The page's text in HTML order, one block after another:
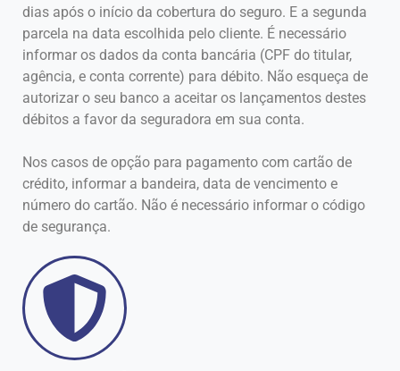
dias após o início da cobertura do seguro. E a segunda
parcela na data escolhida pelo cliente. É necessário
informar os dados da conta bancária (CPF do titular,
agência, e conta corrente) para débito. Não esqueça de
autorizar o seu banco a aceitar os lançamentos destes
débitos a favor da seguradora em sua conta.
Nos casos de opção para pagamento com cartão de
crédito, informar a bandeira, data de vencimento e
número do cartão. Não é necessário informar o código
de segurança.